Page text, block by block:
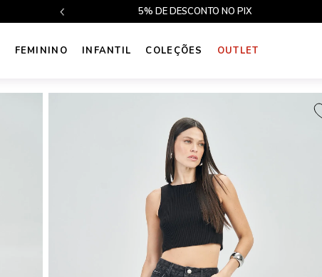
5% DE DESCONTO NO PIX
FEMININO INFANTIL COLEÇÕES OUTLET